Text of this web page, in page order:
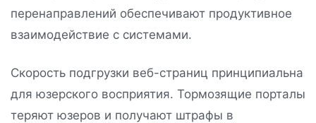
перенаправлений обеспечивают продуктивное
взаимодействие с системами.
Скорость подгрузки веб-страниц принципиальна
для юзерского восприятия. Тормозящие порталы
теряют юзеров и получают штрафы в